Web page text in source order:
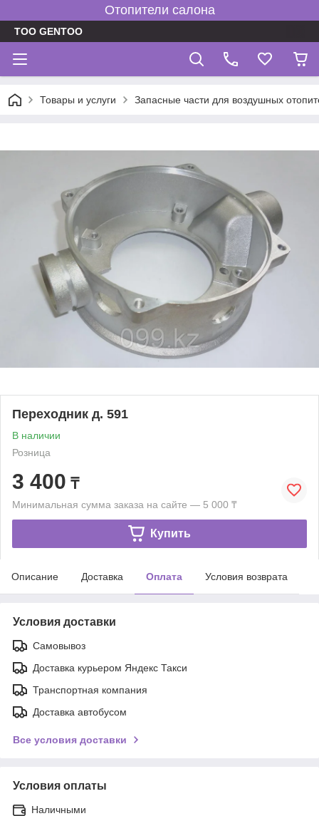
Отопители салона
TOO GENTOO
Товары и услуги Запасные части для воздушных
Переходник д. 591
В наличии
Розница
3 400 ₸
Минимальная сумма заказа на сайте — 5 000 ₸
Купить
Описание Доставка Оплата Условия возврата
Условия доставки
Самовывоз
Доставка курьером Яндекс Такси
Транспортная компания
Доставка автобусом
Все условия доставки
Условия оплаты
Наличными